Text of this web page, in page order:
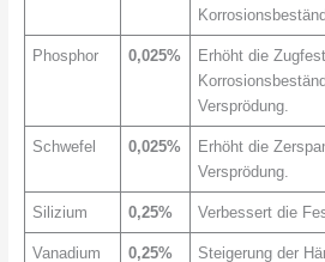
Phosphor 0,025%
Erhöht die
Versprödung.
Schwefel 0,025%
Erhöht die
Versprödung.
Silizium 0,25% Verbessert die
Vanadium 0,25%
Steigerung der